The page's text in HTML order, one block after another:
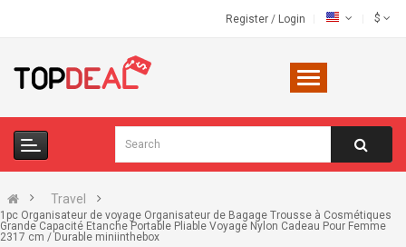
Register / Login $
Travel
1pc Organisateur de voyage Organisateur de Bagage Trousse à Cosmétiques
Grande Capacité Etanche Portable Pliable Voyage Nylon Cadeau Pour Femme
2317 cm / Durable miniinthebox